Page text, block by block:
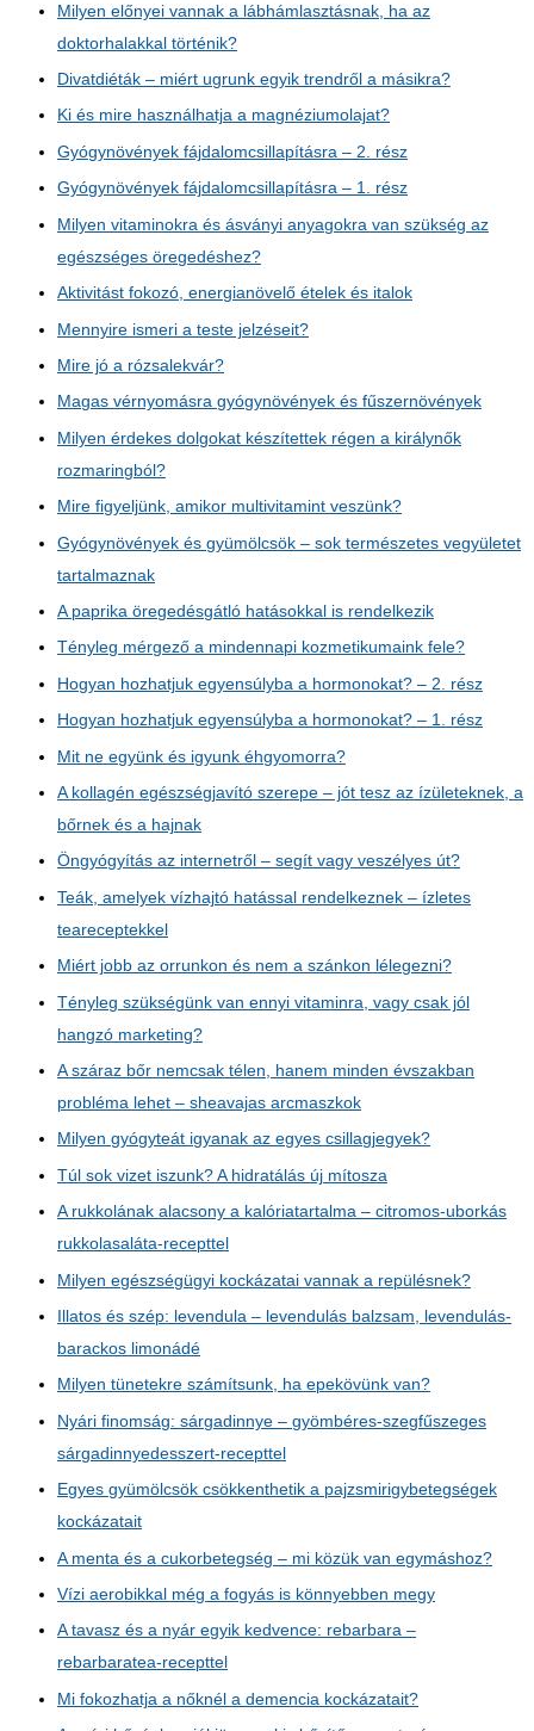
Milyen előnyei vannak a lábhámlasztásnak, ha az
doktorhalakkal történik?
Divatdiéták – miért ugrunk egyik trendről a másikra?
Ki és mire használhatja a magnéziumolajat?
Gyógynövények fájdalomcsillapításra – 2. rész
Gyógynövények fájdalomcsillapításra – 1. rész
Milyen vitaminokra és ásványi anyagokra van szükség az
egészséges öregedéshez?
Aktivitást fokozó, energianövelő ételek és italok
Mennyire ismeri a teste jelzéseit?
Mire jó a rózsalekvár?
Magas vérnyomásra gyógynövények és fűszernövények
Milyen érdekes dolgokat készítettek régen a királynők
rozmaringból?
Mire figyeljünk, amikor multivitamint veszünk?
Gyógynövények és gyümölcsök – sok természetes vegyületet
tartalmaznak
A paprika öregedésgátló hatásokkal is rendelkezik
Tényleg mérgező a mindennapi kozmetikumaink fele?
Hogyan hozhatjuk egyensúlyba a hormonokat? – 2. rész
Hogyan hozhatjuk egyensúlyba a hormonokat? – 1. rész
Mit ne együnk és igyunk éhgyomorra?
A kollagén egészségjavító szerepe – jót tesz az ízületeknek, a
bőrnek és a hajnak
Öngyógyítás az internetről – segít vagy veszélyes út?
Teák, amelyek vízhajtó hatással rendelkeznek – ízletes
teareceptekkel
Miért jobb az orrunkon és nem a szánkon lélegezni?
Tényleg szükségünk van ennyi vitaminra, vagy csak jól
hangzó marketing?
A száraz bőr nemcsak télen, hanem minden évszakban
probléma lehet – sheavajas arcmaszkok
Milyen gyógyteát igyanak az egyes csillagjegyek?
Túl sok vizet iszunk? A hidratálás új mítosza
A rukkolának alacsony a kalóriatartalma – citromos-uborkás
rukkolasaláta-recepttel
Milyen egészségügyi kockázatai vannak a repülésnek?
Illatos és szép: levendula – levendulás balzsam, levendulás-
barackos limonádé
Milyen tünetekre számítsunk, ha epekövünk van?
Nyári finomság: sárgadinnye – gyömbéres-szegfűszeges
sárgadinnyedesszert-recepttel
Egyes gyümölcsök csökkenthetik a pajzsmirigybetegségek
kockázatait
A menta és a cukorbetegség – mi közük van egymáshoz?
Vízi aerobikkal még a fogyás is könnyebben megy
A tavasz és a nyár egyik kedvence: rebarbara –
rebarbaratea-recepttel
Mi fokozhatja a nőknél a demencia kockázatait?